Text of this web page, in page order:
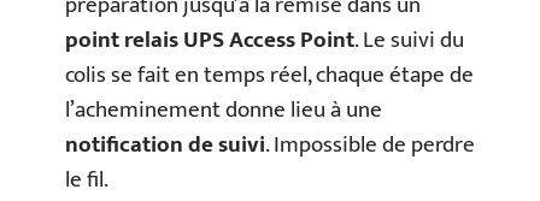
point relais UPS Access Point. Le suivi du
colis se fait en temps réel, chaque étape de
l’acheminement donne lieu à une
notification de suivi. Impossible de perdre
le fil.